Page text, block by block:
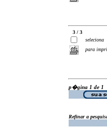
3 / 3
seleciona
para
p�gina 1 de 1
Refinar a